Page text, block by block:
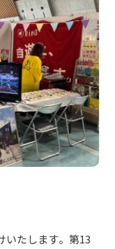
たします。 第13